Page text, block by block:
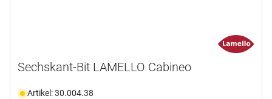
Sechskant-Bit LAMELLO Cabineo
Artikel: 30.004.38